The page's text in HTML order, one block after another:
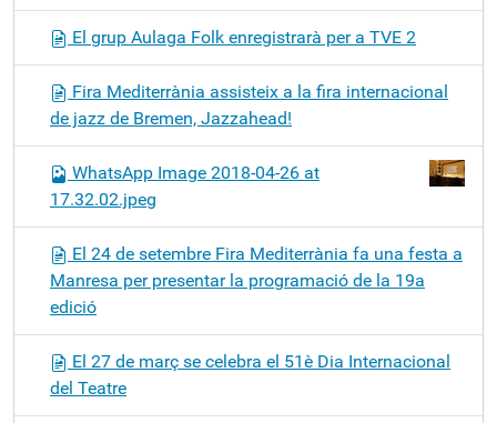
El grup Aulaga Folk enregistrarà per a TVE 2
Fira Mediterrània assisteix a la fira internacional
de jazz de Bremen, Jazzahead!
WhatsApp Image 2018-04-26 at
17.32.02.jpeg
El 24 de setembre Fira Mediterrània fa una festa a
Manresa per presentar la programació de la 19a
edició
El 27 de març se celebra el 51è Dia Internacional
del Teatre